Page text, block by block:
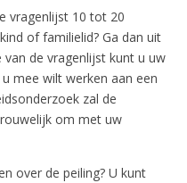
vragenlijst 10 tot 20
of familielid? Ga dan uit
de vragenlijst kunt u uw
mee wilt werken aan een
zal de
om met uw
over de peiling? U kunt